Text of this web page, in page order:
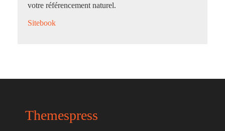
votre référencement naturel.
Sitebook
Themespress